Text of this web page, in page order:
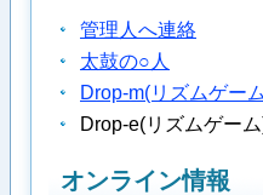
管理人へ連絡
太鼓の○人
Drop-m(リズムゲー
Drop-e(リズムゲー
オンライン情報